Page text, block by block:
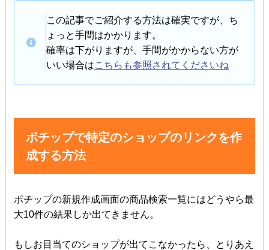
この記事でご紹介する方法は確実ですが、ち
ょっと手間はかかります。
確率は下がりますが、手間がかからない方が
いい場合はこちらも参照されてくださいね
ポチップで特定のショップのリンクを作
成する方法
ポチップの新規作成画面の商品検索一覧にはどうやら最
大10件の結果しか出てきません。
もしお目当てのショップが出てこなかったら、とりあえ